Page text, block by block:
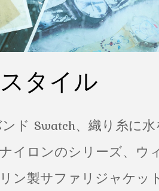
タイル
ド Swatch、織り糸に
イロンのシリーズ、ウ
ン製サファリジャケッ